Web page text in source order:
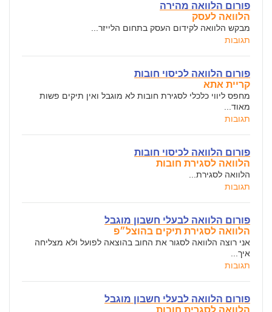
פורום הלוואה מהירה
הלוואה לעסק
מבקש הלוואה לקידום העסק בתחום הלייזר...
תגובות
פורום הלוואה לכיסוי חובות
קריית אתא
מחפס ליווי כלכלי לסגירת חובות לא מוגבל ואין תיקים פשות
מאוד...
תגובות
פורום הלוואה לכיסוי חובות
הלוואה לסגירת חובות
הלוואה לסגירת...
תגובות
פורום הלוואה לבעלי חשבון מוגבל
הלוואה לסגירת תיקים בהוצל״פ
אני רוצה הלוואה לסגור את החוב בהוצאה לפועל ולא מצליחה
איך...
תגובות
פורום הלוואה לבעלי חשבון מוגבל
הלוואה לסגרית חובות